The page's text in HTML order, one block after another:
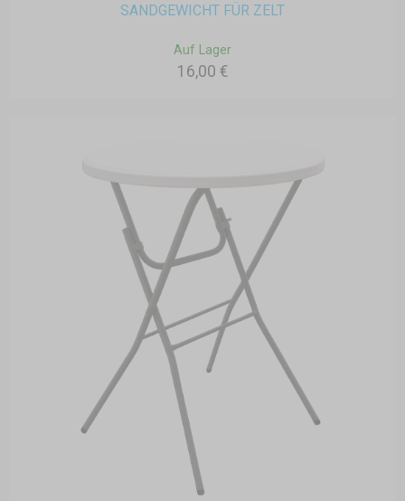
SANDGEWICHT FÜR ZELT
Auf Lager
16,00 €